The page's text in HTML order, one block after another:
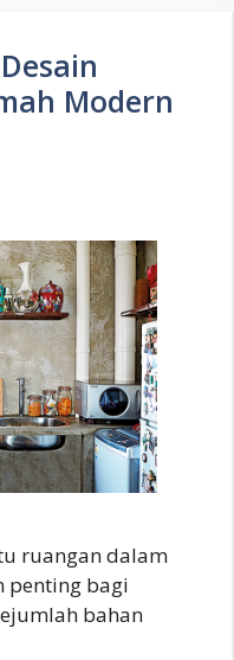
Modern
ruangan dalam
penting bagi
bahan